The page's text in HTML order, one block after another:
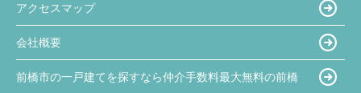
アクセスマップ
会社概要
前橋市の一戸建てを探すなら仲介手数料最大無料の前橋